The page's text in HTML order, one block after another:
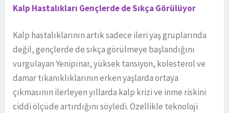
Kalp Hastalıkları Gençlerde de Sıkça Görülüyor
Kalp hastalıklarının artık sadece ileri yaş gruplarında
değil, gençlerde de sıkça görülmeye başlandığını
vurgulayan Yenipınar, yüksek tansiyon, kolesterol ve
damar tıkanıklıklarının erken yaşlarda ortaya
çıkmasının ilerleyen yıllarda kalp krizi ve inme riskini
ciddi ölçüde artırdığını söyledi. Özellikle teknoloji